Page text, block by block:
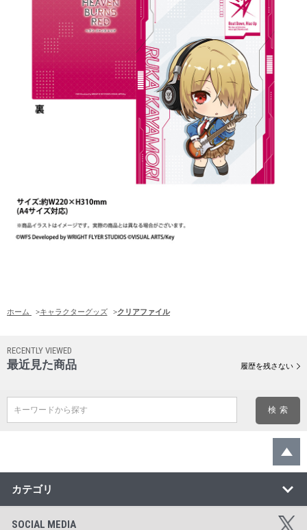
ホーム >キャラクターグッズ >クリアファイル
RECENTLY VIEWED
最近見た商品 履歴を残さない
キーワードから探す
カテゴリ
SOCIAL MEDIA